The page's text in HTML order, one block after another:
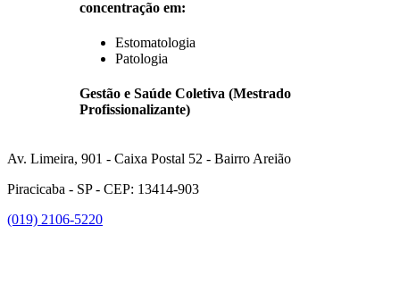
concentração em:
Estomatologia
Patologia
Gestão e Saúde Coletiva (Mestrado
Profissionalizante)
Av. Limeira, 901 - Caixa Postal 52 - Bairro Areião
Piracicaba - SP - CEP: 13414-903
(019) 2106-5220